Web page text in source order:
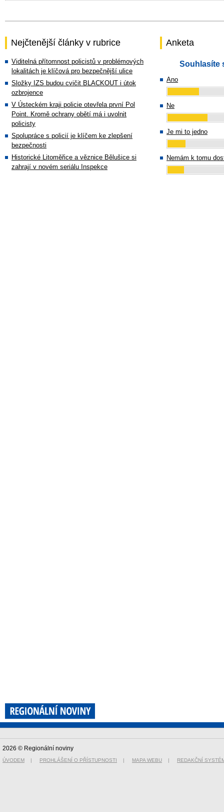
Nejčtenější články v rubrice
Viditelná přítomnost policistů v problémových
lokalitách je klíčová pro bezpečnější ulice
Složky IZS budou cvičit BLACKOUT i útok
ozbrojence
V Ústeckém kraji policie otevřela první Pol
Point. Kromě ochrany obětí má i uvolnit
policisty
Spolupráce s policií je klíčem ke zlepšení
bezpečnosti
Historické Litoměřice a věznice Bělušice si
zahrají v novém seriálu Inspekce
Anketa
Souhlasíte
Ano
Ne
Je mi to jedno
Nemám k tomu
2026 © Regionální noviny
ÚVODEM | PROHLÁŠENÍ O PŘÍSTUPNOSTI | MAPA WEBU | REDAKČNÍ